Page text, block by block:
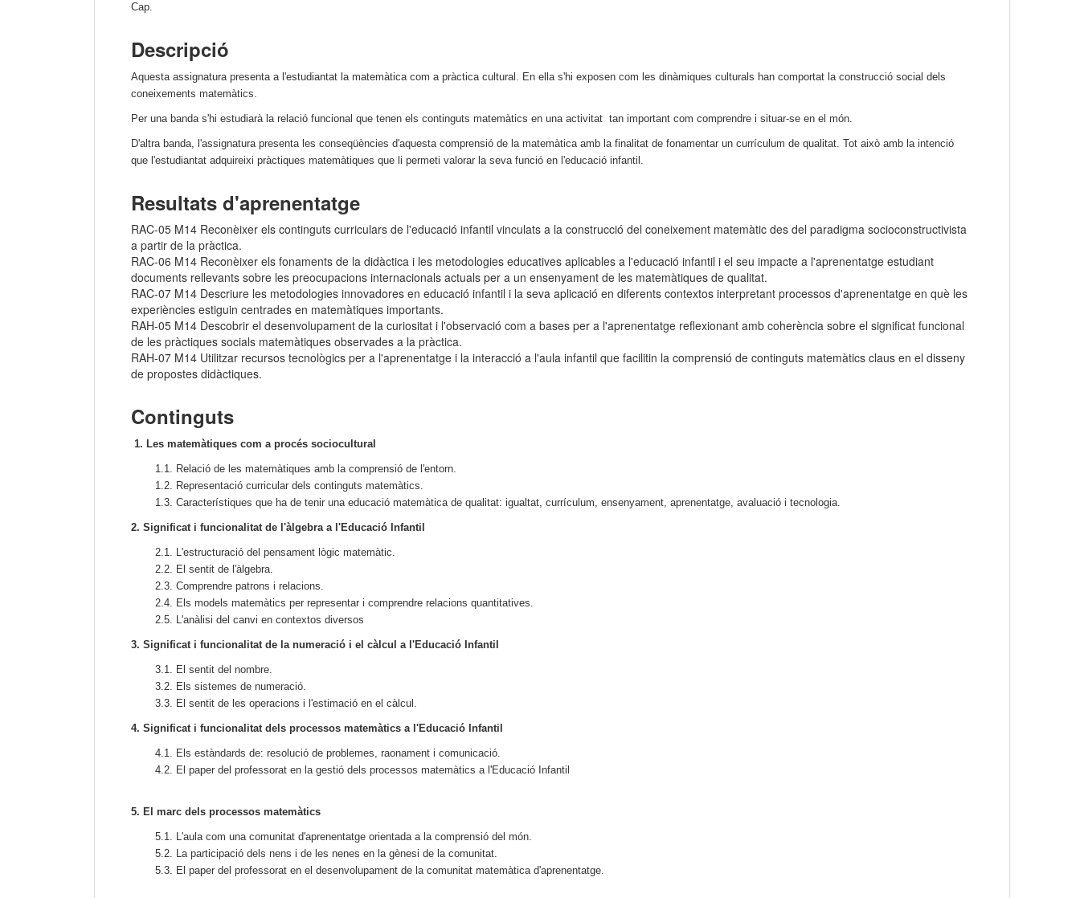
Cap.
Descripció
Aquesta assignatura presenta a l'estudiantat la matemàtica com a pràctica cultural. En ella s'hi exposen com les dinàmiques culturals han comportat la construcció social dels
coneixements matemàtics.
Per una banda s'hi estudiarà la relació funcional que tenen els continguts matemàtics en una activitat tan important com comprendre i situar-se en el món.
D'altra banda, l'assignatura presenta les conseqüències d'aquesta comprensió de la matemàtica amb la finalitat de fonamentar un currículum de qualitat. Tot això amb la intenció
que l'estudiantat adquireixi pràctiques matemàtiques que li permeti valorar la seva funció en l'educació infantil.
Resultats d'aprenentatge
RAC-05 M14 Reconèixer els continguts curriculars de l'educació infantil vinculats a la construcció del coneixement matemàtic des del paradigma socioconstructivista
a partir de la pràctica.
RAC-06 M14 Reconèixer els fonaments de la didàctica i les metodologies educatives aplicables a l'educació infantil i el seu impacte a l'aprenentatge estudiant
documents rellevants sobre les preocupacions internacionals actuals per a un ensenyament de les matemàtiques de qualitat.
RAC-07 M14 Descriure les metodologies innovadores en educació infantil i la seva aplicació en diferents contextos interpretant processos d'aprenentatge en què les
experiències estiguin centrades en matemàtiques importants.
RAH-05 M14 Descobrir el desenvolupament de la curiositat i l'observació com a bases per a l'aprenentatge reflexionant amb coherència sobre el significat funcional
de les pràctiques socials matemàtiques observades a la pràctica.
RAH-07 M14 Utilitzar recursos tecnològics per a l'aprenentatge i la interacció a l'aula infantil que facilitin la comprensió de continguts matemàtics claus en el disseny
de propostes didàctiques.
Continguts
1. Les matemàtiques com a procés sociocultural
1.1. Relació de les matemàtiques amb la comprensió de l'entorn.
1.2. Representació curricular dels continguts matemàtics.
1.3. Característiques que ha de tenir una educació matemàtica de qualitat: igualtat, currículum, ensenyament, aprenentatge, avaluació i tecnologia.
2. Significat i funcionalitat de l'àlgebra a l'Educació Infantil
2.1. L'estructuració del pensament lògic matemàtic.
2.2. El sentit de l'àlgebra.
2.3. Comprendre patrons i relacions.
2.4. Els models matemàtics per representar i comprendre relacions quantitatives.
2.5. L'anàlisi del canvi en contextos diversos
3. Significat i funcionalitat de la numeració i el càlcul a l'Educació Infantil
3.1. El sentit del nombre.
3.2. Els sistemes de numeració.
3.3. El sentit de les operacions i l'estimació en el càlcul.
4. Significat i funcionalitat dels processos matemàtics a l'Educació Infantil
4.1. Els estàndards de: resolució de problemes, raonament i comunicació.
4.2. El paper del professorat en la gestió dels processos matemàtics a l'Educació Infantil
5. El marc dels processos matemàtics
5.1. L'aula com una comunitat d'aprenentatge orientada a la comprensió del món.
5.2. La participació dels nens i de les nenes en la gènesi de la comunitat.
5.3. El paper del professorat en el desenvolupament de la comunitat matemàtica d'aprenentatge.